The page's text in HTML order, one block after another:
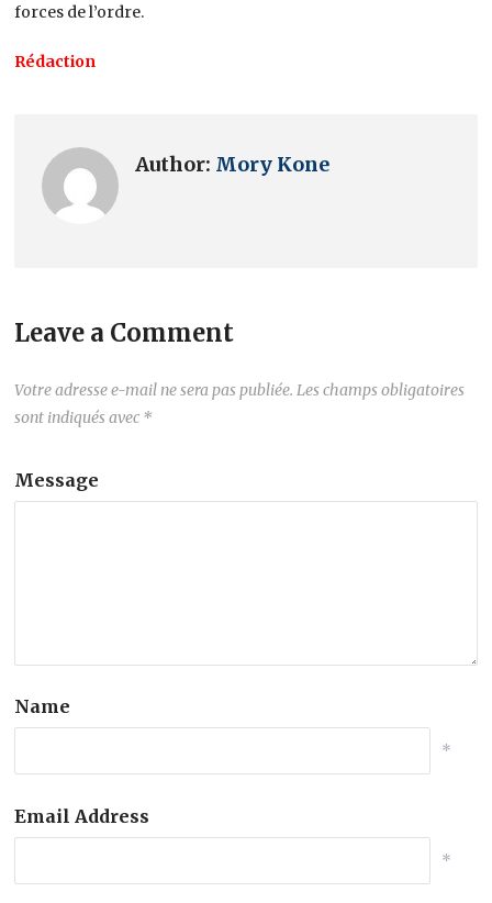
forces de l’ordre.
Rédaction
Author: Mory Kone
Leave a Comment
Votre adresse e-mail ne sera pas publiée. Les champs obligatoires
sont indiqués avec *
Message
Name
*
Email Address
*